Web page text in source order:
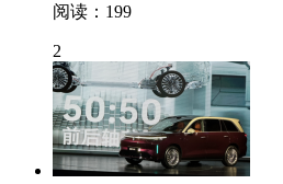
阅读：199
2